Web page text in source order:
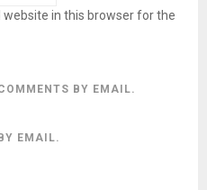
website in this browser for the
BY EMAIL.
EMAIL.